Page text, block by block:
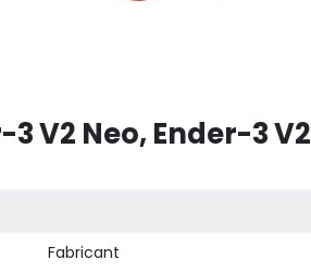
V2 Neo, Ender-3 V2
Fabricant